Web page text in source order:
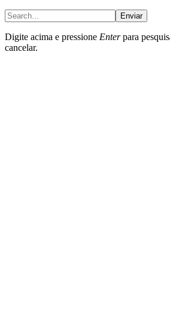
Enviar
Digite acima e pressione Enterpara
cancelar.